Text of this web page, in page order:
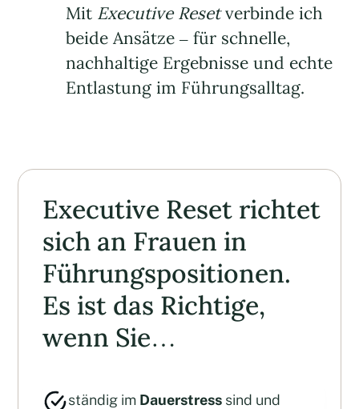
Mit Executive Resetverbinde ich
beide Ansätze – für schnelle,
nachhaltige Ergebnisse und echte
Entlastung im Führungsalltag.
Executive Reset richtet
sich an Frauen in
Führungspositionen.
Es ist das Richtige,
wenn Sie…
ständig im Dauerstress sind und